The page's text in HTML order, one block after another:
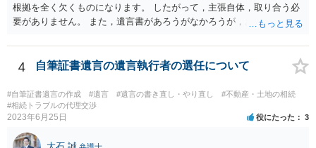
根拠を全く欠くものになります。 したがって，主張自体，取り合う必
要がありません。 また，遺言書があろうがなかろうが，お父上のご兄
ご回答にもありますが， 代理人弁護士をたてて，その弁護士から相手
方に対して， ・相続に関する主張は法的根拠がなく，一切応じないこ
と ・今後一切の連絡をしてこないでほしいこと ・連絡を継続してくる
ようであれば警察への通報や法的措置も辞さないこと などを記載した
書面を発送してもらうことがよろしいように思います。
4 自筆証書遺言の遺言執行者の選任について
#自筆証書遺言の作成 #遺言 #遺言の書き直し・やり直し
#不動産・土地の相続
#相続トラブルの代理交渉
2023年6月25日 役にたった 3
大石 誠 弁護士